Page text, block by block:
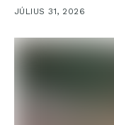
JÚLIUS 31, 2026